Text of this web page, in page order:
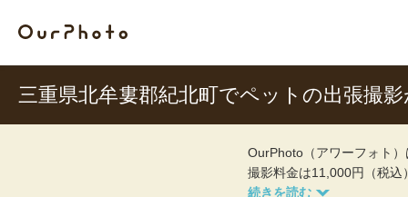
三重県北牟婁郡紀北町でペットの出張撮
OurPhoto（アワーフォト
撮影料金は11,000円（税込